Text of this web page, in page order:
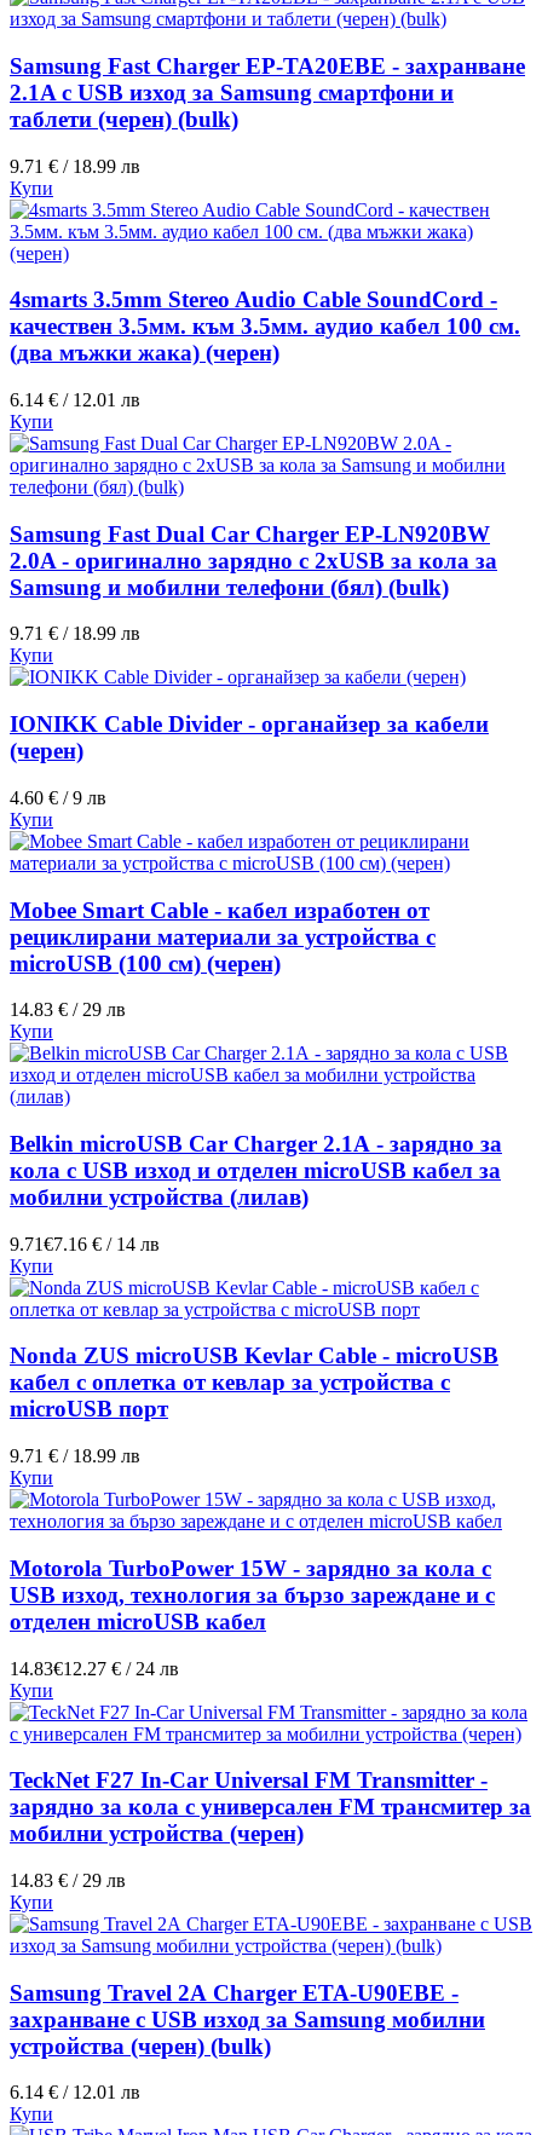
Samsung Fast Charger EP-TA20EBE - захранване
2.1A с USB изход за Samsung смартфони и
таблети (черен) (bulk)
9.71 € / 18.99 лв
Купи
4smarts 3.5mm Stereo Audio Cable SoundCord -
качествен 3.5мм. към 3.5мм. аудио кабел 100 см.
(два мъжки жака) (черен)
6.14 € / 12.01 лв
Купи
Samsung Fast Dual Car Charger EP-LN920BW
2.0A - оригинално зарядно с 2хUSB за кола за
Samsung и мобилни телефони (бял) (bulk)
9.71 € / 18.99 лв
Купи
IONIKK Cable Divider - органайзер за кабели
(черен)
4.60 € / 9 лв
Купи
Mobee Smart Cable - кабел изработен от
рециклирани материали за устройства с
microUSB (100 см) (черен)
14.83 € / 29 лв
Купи
Belkin microUSB Car Charger 2.1А - зарядно за
кола с USB изход и отделен microUSB кабел за
мобилни устройства (лилав)
9.71€7.16 € / 14 лв
Купи
Nonda ZUS microUSB Kevlar Cable - microUSB
кабел с оплетка от кевлар за устройства с
microUSB порт
9.71 € / 18.99 лв
Купи
Motorola TurboPower 15W - зарядно за кола с
USB изход, технология за бързо зареждане и с
отделен microUSB кабел
14.83€12.27 € / 24 лв
Купи
TeckNet F27 In-Car Universal FM Transmitter -
зарядно за кола с универсален FM трансмитер за
мобилни устройства (черен)
14.83 € / 29 лв
Купи
Samsung Travel 2А Charger ETA-U90EBE -
захранване с USB изход за Samsung мобилни
устройства (черен) (bulk)
6.14 € / 12.01 лв
Купи